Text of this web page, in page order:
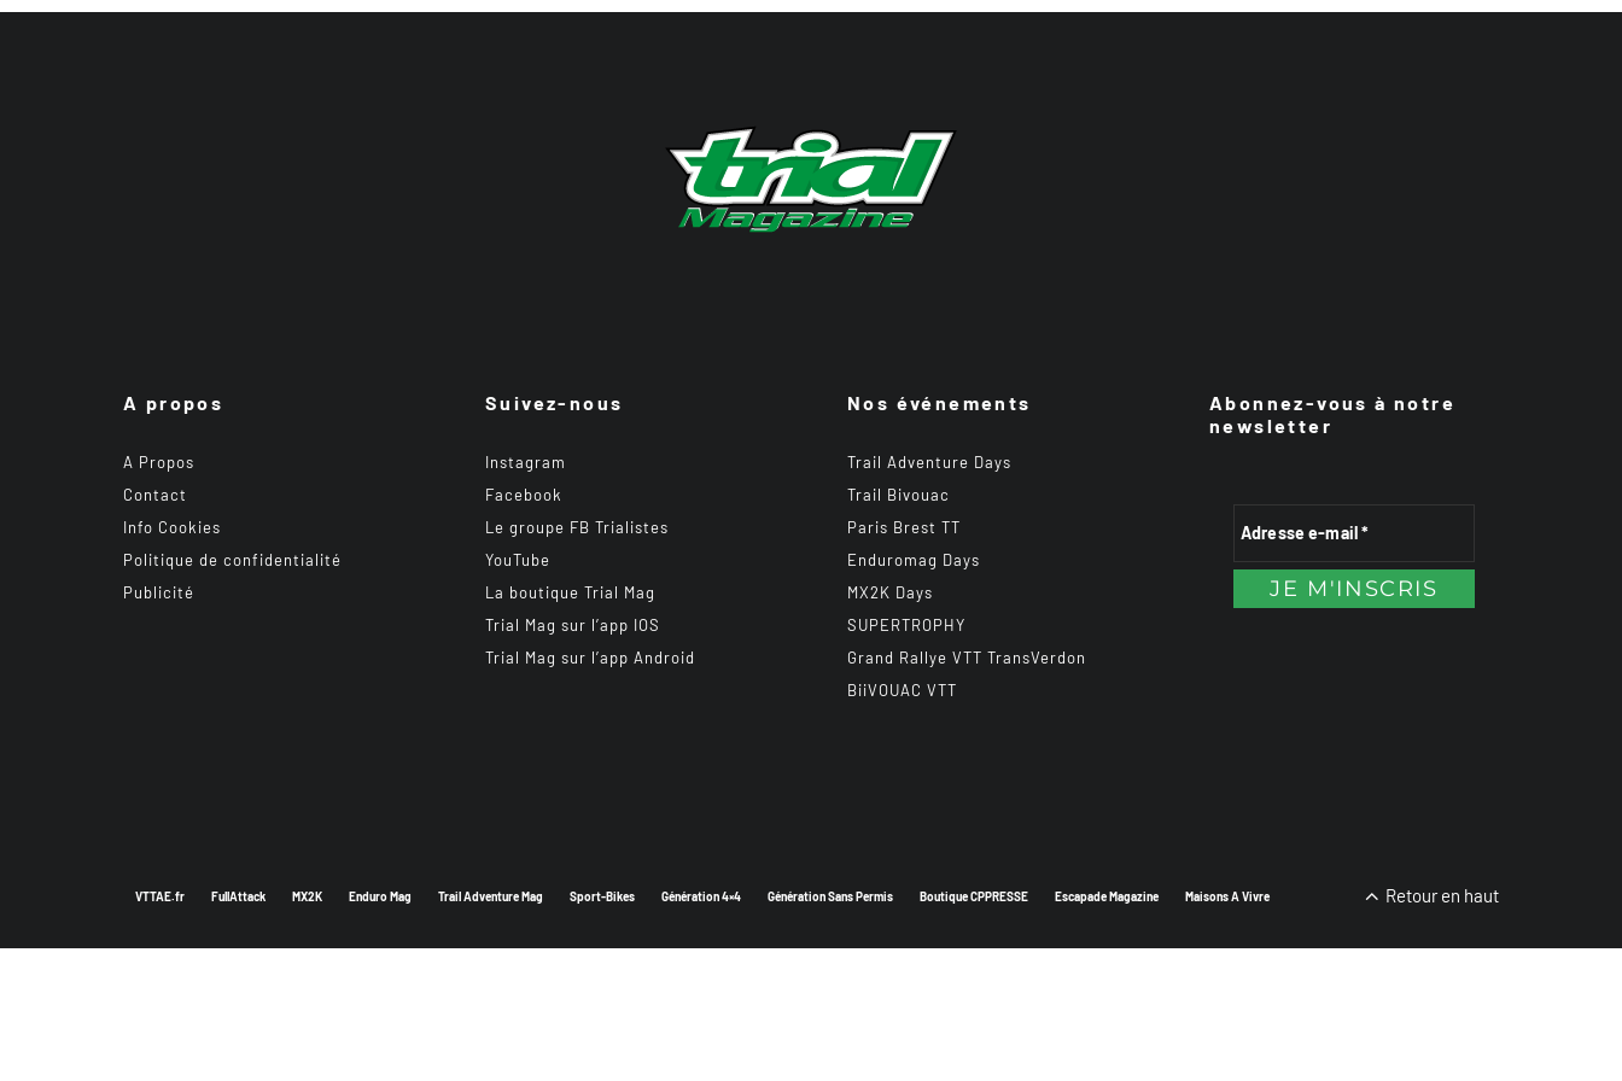
A propos
A Propos
Contact
Info Cookies
Politique de confidentialité
Publicité
Suivez-nous
Instagram
Facebook
Le groupe FB Trialistes
YouTube
La boutique Trial Mag
Trial Mag sur l’app IOS
Trial Mag sur l’app Android
Nos événements
Trail Adventure Days
Trail Bivouac
Paris Brest TT
Enduromag Days
MX2K Days
SUPERTROPHY
Grand Rallye VTT TransVerdon
BiiVOUAC VTT
Abonnez-vous à notre
newsletter
VTTAE.fr FullAttack MX2K Enduro Mag Trail Adventure Mag Sport-Bikes Génération 4×4 Génération Sans Permis Boutique CPPRESSE Escapade Magazine Maisons A Vivre Retour en haut